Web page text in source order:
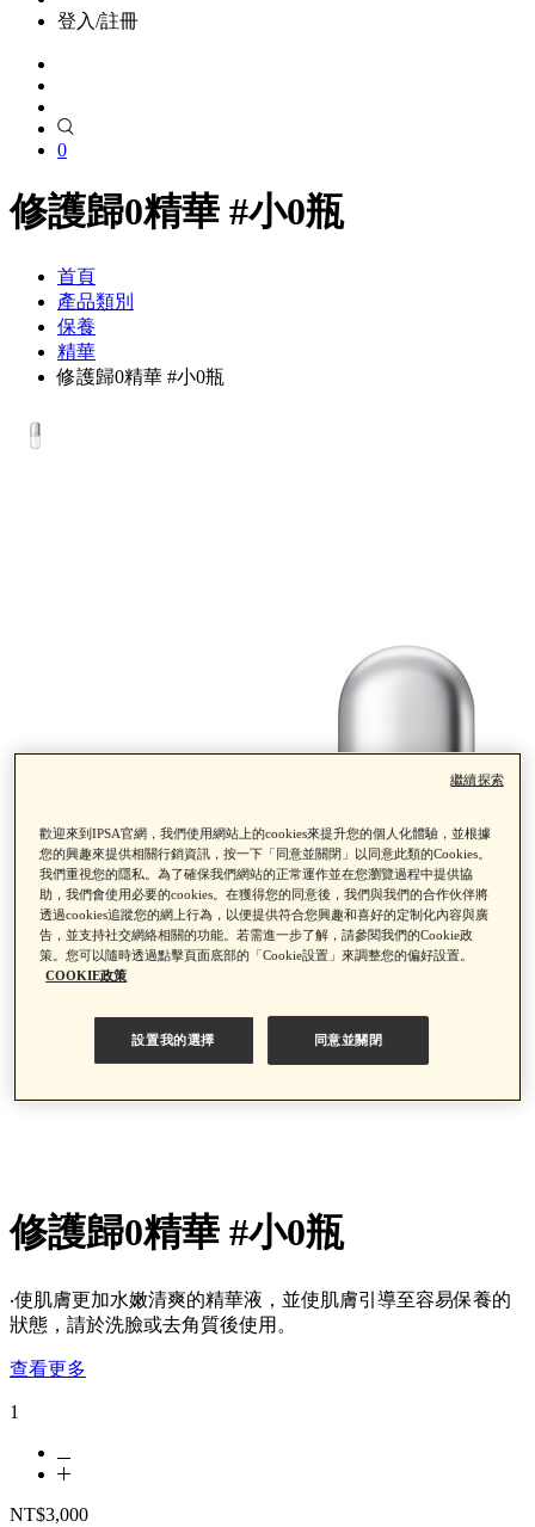
登入/註冊
0
修護歸0精華 #小0瓶
首頁
產品類別
保養
精華
修護歸0精華 #小0瓶
修護歸0精華 #小0瓶
‧使肌膚更加水嫩清爽的精華液，並使肌膚引導至容易保養的
狀態，請於洗臉或去角質後使用。
查看更多
1
NT$3,000
歡迎來到IPSA官網，我們使用網站上的cookies來提升您的個人化體驗，並根據
您的興趣來提供相關行銷資訊，按一下「同意並關閉」以同意此類的Cookies。
我們重視您的隱私。為了確保我們網站的正常運作並在您瀏覽過程中提供協
助，我們會使用必要的cookies。在獲得您的同意後，我們與我們的合作伙伴將
透過cookies追蹤您的網上行為，以便提供符合您興趣和喜好的定制化內容與廣
告，並支持社交網絡相關的功能。若需進一步了解，請參閱我們的Cookie政
策。您可以隨時透過點擊頁面底部的「Cookie設置」來調整您的偏好設置。
COOKIE政策
設置我的選擇 同意並關閉
繼續探索